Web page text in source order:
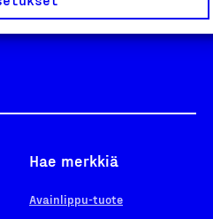
-merkki
Hae merkkiä
Avainlippu-tuote